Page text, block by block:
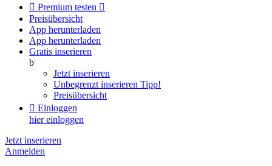
 Premium testen 
Preisübersicht
App herunterladen
App herunterladen
Gratis inserieren
b
Jetzt inserieren
Unbegrenzt inserieren Tipp!
Preisübersicht
 Einloggen
hier einloggen
Jetzt inserieren
Anmelden